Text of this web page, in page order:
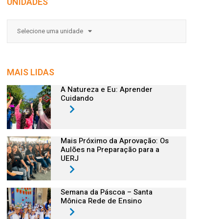
Selecione uma unidade
MAIS LIDAS
A Natureza e Eu: Aprender
Cuidando
Mais Próximo da Aprovação: Os
Aulões na Preparação para a
UERJ
Semana da Páscoa – Santa
Mônica Rede de Ensino